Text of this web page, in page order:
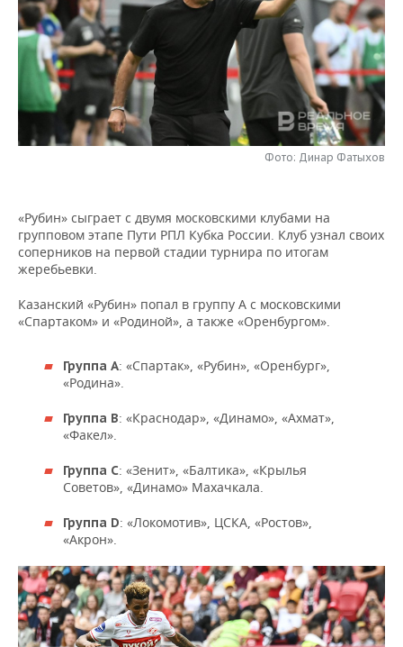
НЕФТЕХИМИЯ
НЕФТЬ
ОПК
ЭНЕРГЕТИКА
РОЗНИЧНАЯ ТОРГОВЛЯ
ТРАНСПОРТ
УСЛУГИ
НОВОСТИ ТЕХНОЛОГИЙ
МЕДИА
МЕРОПРИЯТИЯ
НОВОСТИ МЕРОПРИЯТИЙ
ВЫЕЗДНАЯ РЕДАКЦИЯ
ОТКРЫТАЯ ЛЕКЦИЯ
СПОРТ
НОВОСТИ СПОРТА
БАСКЕТБОЛ
ВОЛЕЙБОЛ
КИБЕРСПОРТ
ФИГУРНОЕ КАТАНИЕ
ОБЩЕСТВО
ИНФРАСТРУКТУРА
ИСТОРИЯ
КУЛЬТУРА
МЕДИЦИНА
СПРАВОЧНИК
СПИСОК ПЕРСОН
СПИСОК КОМПАНИЙ
Фото: Динар Фатыхов
«Рубин» сыграет с двумя московскими клубами на
групповом этапе Пути РПЛ Кубка России. Клуб узнал своих
соперников на первой стадии турнира по итогам
жеребьевки.
Казанский «Рубин» попал в группу А с московскими
«Спартаком» и «Родиной», а также «Оренбургом».
Группа А: «Спартак», «Рубин», «Оренбург»,
«Родина».
Группа B: «Краснодар», «Динамо», «Ахмат»,
«Факел».
Группа C: «Зенит», «Балтика», «Крылья
Советов», «Динамо» Махачкала.
Группа D: «Локомотив», ЦСКА, «Ростов»,
«Акрон».